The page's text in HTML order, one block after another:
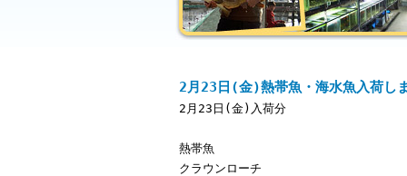
2月23日(金)熱帯魚・海水魚入荷し
2月23日(金)入荷分
熱帯魚
クラウンローチ